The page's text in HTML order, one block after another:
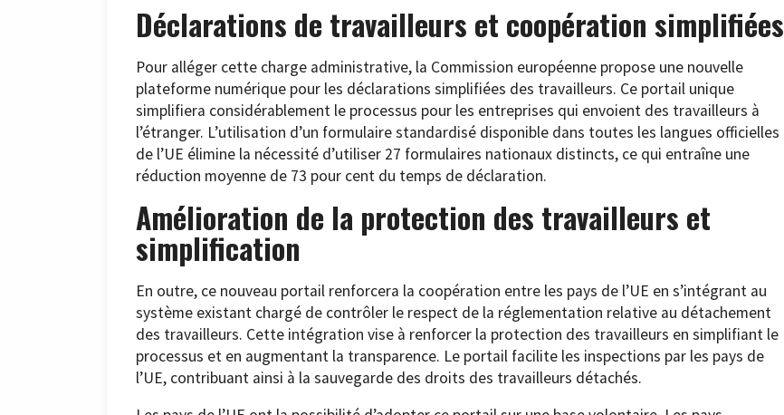
Déclarations de travailleurs et coopération simplifiées
Pour alléger cette charge administrative, la Commission européenne propose une nouvelle
plateforme numérique pour les déclarations simplifiées des travailleurs. Ce portail unique
simplifiera considérablement le processus pour les entreprises qui envoient des travailleurs à
l’étranger. L’utilisation d’un formulaire standardisé disponible dans toutes les langues officielles
de l’UE élimine la nécessité d’utiliser 27 formulaires nationaux distincts, ce qui entraîne une
réduction moyenne de 73 pour cent du temps de déclaration.
Amélioration de la protection des travailleurs et
simplification
En outre, ce nouveau portail renforcera la coopération entre les pays de l’UE en s’intégrant au
système existant chargé de contrôler le respect de la réglementation relative au détachement
des travailleurs. Cette intégration vise à renforcer la protection des travailleurs en simplifiant le
processus et en augmentant la transparence. Le portail facilite les inspections par les pays de
l’UE, contribuant ainsi à la sauvegarde des droits des travailleurs détachés.